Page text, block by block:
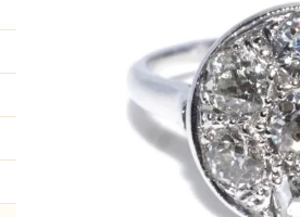
d'oreilles vintage & d'occasion
rubis
émeraude
Créations en